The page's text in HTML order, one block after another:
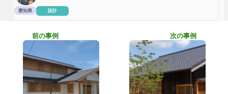
愛知県 設計
前の事例 次の事例